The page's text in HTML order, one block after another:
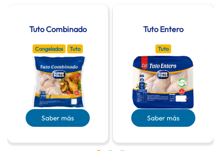
Tuto Combinado
Congelados Tuto
Saber más
Tuto Entero
Tuto
Saber más